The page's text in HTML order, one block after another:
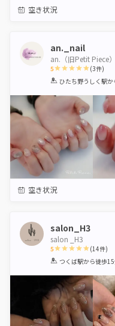
空き状況
an._nail
an.（旧Petit Piece）
5
1 2 3 4 5
(3件)
ひたち野うしく駅
空き状況
salon_H3
salon _H3
5
1 2 3 4 5
(14件)
つくば駅から徒歩